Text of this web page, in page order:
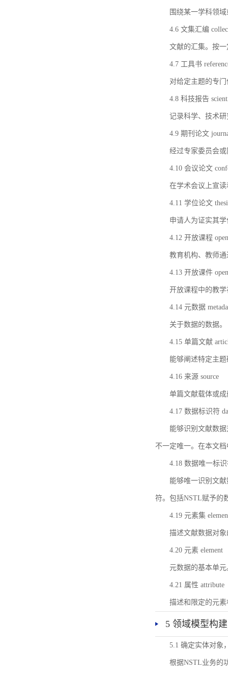
围绕某一学科领
4.6 文集汇编
文献的汇集。按
4.7 工具书
对给定主题的专
4.8 科技报告
记录科学、技术
4.9 期刊论文
经过专家委员会
4.10 会议论文
在学术会议上宣
4.11 学位论文
申请人为证实其
4.12 开放课程
教育机构、教师
4.13 开放课件
开放课程中的教
4.14 元数据
关于数据的数据。
4.15 单篇文献
能够阐述特定主
4.16 来源 source
单篇文献载体或
4.17 数据标识符
能够识别文献数
不一定唯一。在本文
4.18 数据唯一标
能够唯一识别文
符。包括NSTL赋予的
4.19 元素集
描述文献数据对
4.20 元素 element
元数据的基本单元
4.21 属性 attribute
描述和限定的元
5 领域模型构建
5.1 确定实体对象
根据NSTL业务的